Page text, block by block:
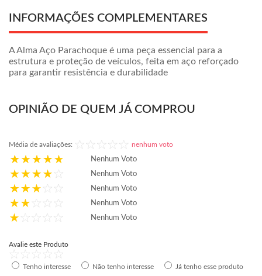
INFORMAÇÕES COMPLEMENTARES
A Alma Aço Parachoque é uma peça essencial para a
estrutura e proteção de veículos, feita em aço reforçado
para garantir resistência e durabilidade
OPINIÃO DE QUEM JÁ COMPROU
Média de avaliações: nenhum voto
Nenhum Voto
Nenhum Voto
Nenhum Voto
Nenhum Voto
Nenhum Voto
Avalie este Produto
Tenho interesse Não tenho interesse Já tenho esse produto